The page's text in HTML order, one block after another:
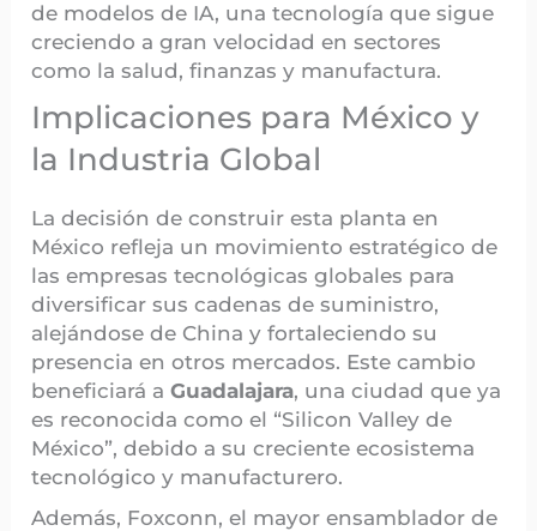
de modelos de IA, una tecnología que sigue
creciendo a gran velocidad en sectores
como la salud, finanzas y manufactura.
Implicaciones para México y
la Industria Global
La decisión de construir esta planta en
México refleja un movimiento estratégico de
las empresas tecnológicas globales para
diversificar sus cadenas de suministro,
alejándose de China y fortaleciendo su
presencia en otros mercados. Este cambio
beneficiará aGuadalajara, una ciudad que ya
es reconocida como el “Silicon Valley de
México”, debido a su creciente ecosistema
tecnológico y manufacturero.
Además, Foxconn, el mayor ensamblador de